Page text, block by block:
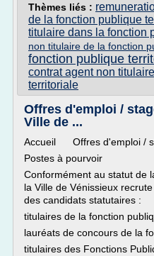
Thèmes liés :
de la fonction publique
titulaire dans la fonction
non titulaire de la fonction
fonction publique
contrat agent non
territoriale
Offres d'emploi /
Ville de ...
Accueil Offres d'emploi /
Postes à pourvoir
Conformément au statut de
la Ville de Vénissieux
des candidats statutaires :
titulaires de la fonction
lauréats de concours de la
titulaires des Fonctions